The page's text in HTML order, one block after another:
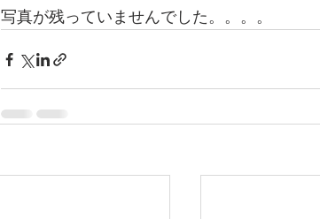
写真が残っていませんでした。。。。